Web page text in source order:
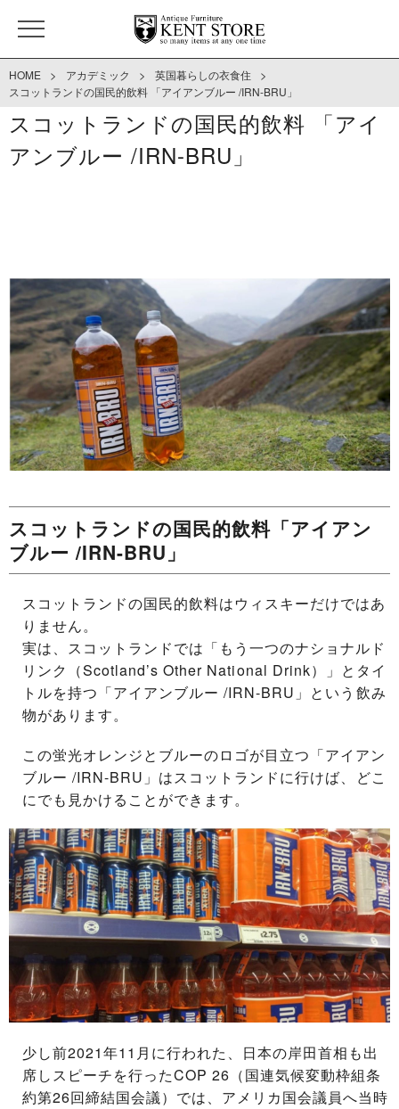
HOME > アカデミック > 英国暮らしの衣食住 >
スコットランドの国民的飲料 「アイアンブルー /IRN-BRU」
スコットランドの国民的飲料 「アイ
アンブルー /IRN-BRU」
スコットランドの国民的飲料「アイアン
ブルー /IRN-BRU」
スコットランドの国民的飲料はウィスキーだけではあ
りません。
実は、スコットランドでは「もう一つのナショナルド
リンク（Scotland’s Other National Drink）」とタイ
トルを持つ「アイアンブルー /IRN-BRU」という飲み
物があります。
この蛍光オレンジとブルーのロゴが目立つ「アイアン
ブルー /IRN-BRU」はスコットランドに行けば、どこ
にでも見かけることができます。
少し前2021年11月に行われた、日本の岸田首相も出
席しスピーチを行ったCOP 26（国連気候変動枠組条
約第26回締結国会議）では、アメリカ国会議員へ当時